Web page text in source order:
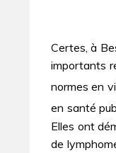
Certes, à
importants
normes en
en santé
Elles ont
de